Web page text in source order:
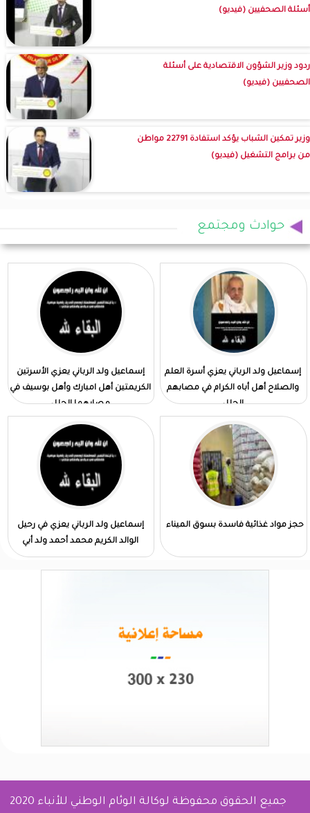
أسئلة الصحفيين (فيديو)
ردود وزير الشؤون الاقتصادية على أسئلة
الصحفيين (فيديو)
وزير تمكين الشباب يؤكد استفادة 22791 مواطن
من برامج التشغيل (فيديو)
حوادث ومجتمع
إسماعيل ولد الرباني يعزي أسرة العلم
والصلاح أهل أباه الكرام في مصابهم
الجلل
إسماعيل ولد الرباني يعزي الأسرتين
الكريمتين أهل امبارك وأهل بوسيف في
مصابهما الجلل
حجز مواد غذائية فاسدة بسوق الميناء
إسماعيل ولد الرباني يعزي في رحيل
الوالد الكريم محمد أحمد ولد أبي
جميع الحقوق محفوظة لوكالة الوئام الوطني للأنباء 2020